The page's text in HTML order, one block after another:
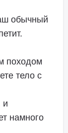
обычный
походом
тело с
и
намного